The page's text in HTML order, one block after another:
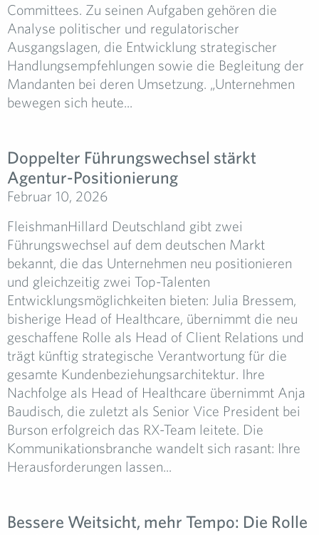
Committees. Zu seinen Aufgaben gehören die
Analyse politischer und regulatorischer
Ausgangslagen, die Entwicklung strategischer
Handlungsempfehlungen sowie die Begleitung der
Mandanten bei deren Umsetzung. „Unternehmen
bewegen sich heute...
Doppelter Führungswechsel stärkt
Agentur-Positionierung
Februar 10, 2026
FleishmanHillard Deutschland gibt zwei
Führungswechsel auf dem deutschen Markt
bekannt, die das Unternehmen neu positionieren
und gleichzeitig zwei Top-Talenten
Entwicklungsmöglichkeiten bieten: Julia Bressem,
bisherige Head of Healthcare, übernimmt die neu
geschaffene Rolle als Head of Client Relations und
trägt künftig strategische Verantwortung für die
gesamte Kundenbeziehungsarchitektur. Ihre
Nachfolge als Head of Healthcare übernimmt Anja
Baudisch, die zuletzt als Senior Vice President bei
Burson erfolgreich das RX-Team leitete. Die
Kommunikationsbranche wandelt sich rasant: Ihre
Herausforderungen lassen...
Bessere Weitsicht, mehr Tempo: Die Rolle